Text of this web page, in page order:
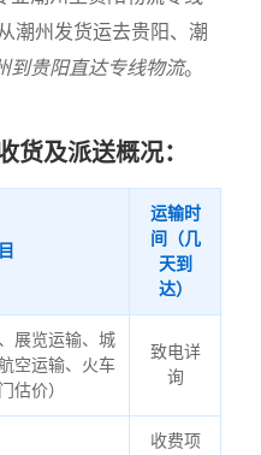
潮州发货运去贵阳、潮
到贵阳直达专线物流。
货及派送概况：
运输时
间（几
天到
达）
展览运输、城
空运输、火车
估价）
致电详
询
收费项